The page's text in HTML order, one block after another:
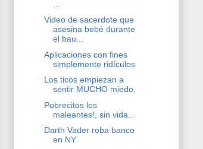
Video de sacerdote que
asesina bebé durante
el bau...
Aplicaciones con fines
simplemente ridículos
Los ticos empiezan a
sentir MUCHO miedo.
Pobrecitos los
maleantes!, sin vida...
Darth Vader roba banco
en NY.